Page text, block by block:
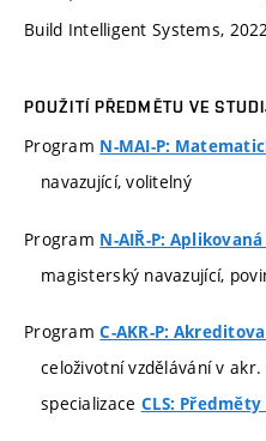
Build Intelligent Systems,
POUŽITÍ PŘEDMĚTU VE
Program N-MAI-P:
navazující, volitelný
Program N-AIŘ-P:
magisterský navazující,
ProgramC-AKR-P:
celoživotní vzdělávání v
specializace CLS: